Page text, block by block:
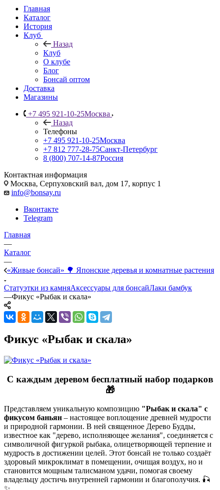
Главная
Каталог
История
Клуб
Назад
Клуб
О клубе
Блог
Бонсай оптом
Доставка
Магазины
+7 495 921-10-25Москва
Назад
Телефоны
+7 495 921-10-25Москва
+7 812 777-28-75Санкт-Петербург
8 (800) 707-14-87Россия
Контактная информация
Москва, Cерпуховский вал, дом 17, корпус 1
info@bonsay.ru
Вконтакте
Telegram
Главная
—
Каталог
—
«Живые бонсай» 🌳 Японские деревья и комнатные растения
Статуэтки из камняАксессуары для бонсайЛаки бамбук
—Фикус «Рыбак и скала»
Фикус «Рыбак и скала»
С каждым деревом бесплатный набор подарков
🎁
Представляем уникальную композицию "Рыбак и скала" с
фикусом баньян – настоящее воплощение древней мудрости
и природной гармонии. В ней священное Дерево Будды,
известное как "дерево, исполняющее желания", соединяется с
символичной фигуркой рыбака, олицетворяющей терпение и
мудрость в достижении целей. Этот бонсай не только создаёт
здоровый микроклимат в помещении, очищая воздух, но и
становится мощным талисманом удачи, помогая своему
владельцу достичь внутренней гармонии и благополучия. 🎣